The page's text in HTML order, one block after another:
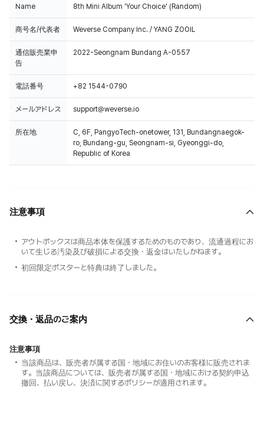
Name 8th Mini Album 'Your Choice' (Random)
商号名/代表者 Weverse Company Inc. / YANG ZOOIL
通信販売業申
告
2022-Seongnam Bundang A-0557
電話番号 +82 1544-0790
メールアドレス support@weverse.io
所在地
C, 6F, PangyoTech-onetower, 131, Bundangnaegok-
ro, Bundang-gu, Seongnam-si, Gyeonggi-do,
Republic of Korea
注意事項
アウトボックスは商品本体を保護するためのものであり、流通過程にお
いて生じる汚染及び破損による交換・返金はいたしかねます。
初回限定ポスターと特典は終了しました。
交換・返品のご案内
注意事項
当該商品は、販売者が属する国・地域にお住いのお客様に販売されま
す。当該商品については、販売者が属する国・地域における契約申込
撤回、払い戻し、決済に関するポリシーが適用されます。